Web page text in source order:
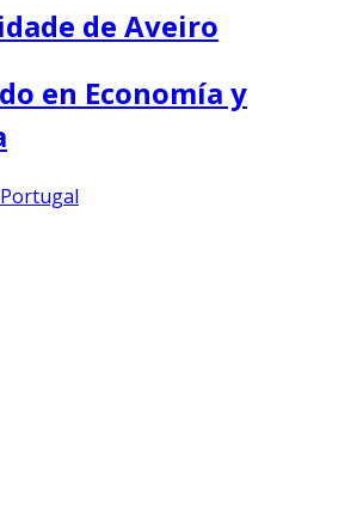
de Aveiro
en Economía y